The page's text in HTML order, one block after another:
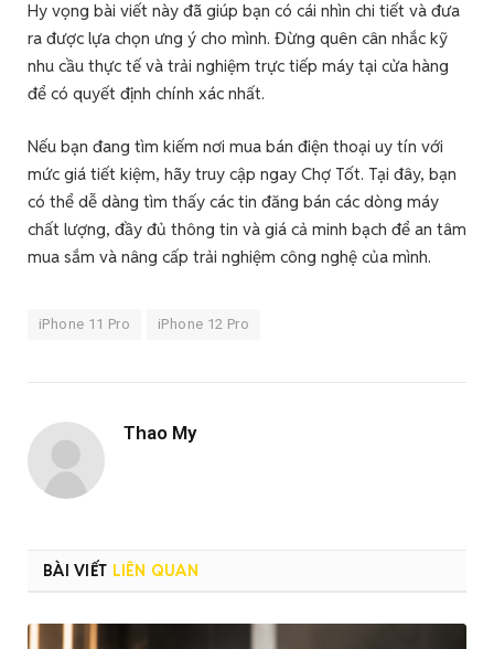
Hy vọng bài viết này đã giúp bạn có cái nhìn chi tiết và đưa
ra được lựa chọn ưng ý cho mình. Đừng quên cân nhắc kỹ
nhu cầu thực tế và trải nghiệm trực tiếp máy tại cửa hàng
để có quyết định chính xác nhất.
Nếu bạn đang tìm kiếm nơi mua bán điện thoại uy tín với
mức giá tiết kiệm, hãy truy cập ngay Chợ Tốt. Tại đây, bạn
có thể dễ dàng tìm thấy các tin đăng bán các dòng máy
chất lượng, đầy đủ thông tin và giá cả minh bạch để an tâm
mua sắm và nâng cấp trải nghiệm công nghệ của mình.
iPhone 11 Pro iPhone 12 Pro
Thao My
BÀI VIẾT LIÊN QUAN